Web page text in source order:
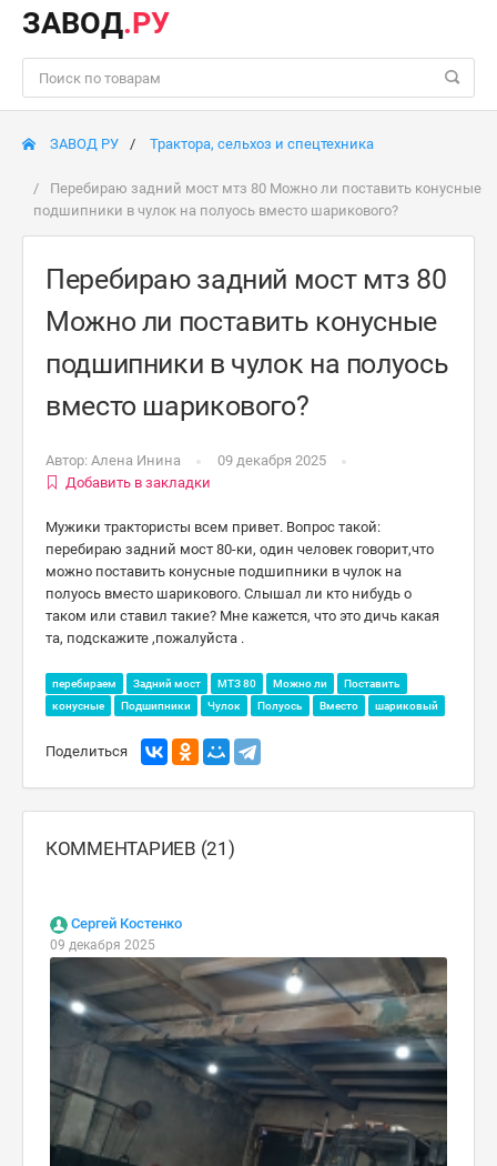
ЗАВОД.РУ
ЗАВОД РУ Трактора, сельхоз и спецтехника
Перебираю задний мост мтз 80 Можно ли поставить конусные
подшипники в чулок на полуось вместо шарикового?
Перебираю задний мост мтз 80
Можно ли поставить конусные
подшипники в чулок на полуось
вместо шарикового?
Автор: Алена Инина
09 декабря 2025
Добавить в закладки
Мужики трактористы всем привет. Вопрос такой:
перебираю задний мост 80-ки, один человек говорит,что
можно поставить конусные подшипники в чулок на
полуось вместо шарикового. Слышал ли кто нибудь о
таком или ставил такие? Мне кажется, что это дичь какая
та, подскажите ,пожалуйста .
перебираем Задний мост МТЗ 80 Можно ли
Поставить
конусные
Подшипники Чулок Полуось Вместо шариковый
Поделиться
КОММЕНТАРИЕВ (21)
Сергей Костенко
09 декабря 2025